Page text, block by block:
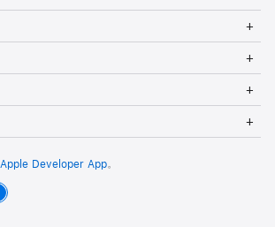
菜
菜
菜
菜
菜
Apple Developer App。